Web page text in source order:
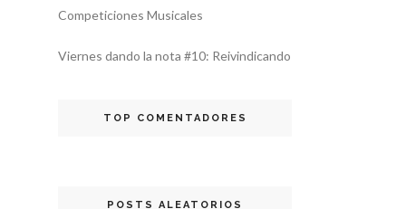
Competiciones Musicales
Viernes dando la nota #10: Reivindicando
TOP COMENTADORES
POSTS ALEATORIOS